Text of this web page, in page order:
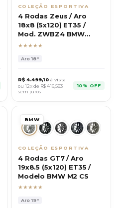
COLEÇÃO ESPORTIVA
4 Rodas Zeus / Aro
18x8 (5x120) ET35 /
Mod. ZWBZ4 BMW
320M GP
★★★★★
Aro18"
R$ 4.499,10 à vista
ou 12x de R$416,583
sem juros
10% OFF
BMW
COLEÇÃO ESPORTIVA
4 Rodas GT7 / Aro
19x8.5 (5x120) ET35 /
Modelo BMW M2 CS
★★★★★
Aro19"